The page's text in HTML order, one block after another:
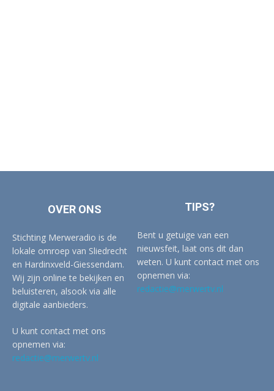
OVER ONS
Stichting Merweradio is de
lokale omroep van Sliedrecht
en Hardinxveld-Giessendam.
Wij zijn online te bekijken en
beluisteren, alsook via alle
digitale aanbieders.
U kunt contact met ons
opnemen via:
redactie@merwertv.nl
TIPS?
Bent u getuige van een
nieuwsfeit, laat ons dit dan
weten. U kunt contact met ons
opnemen via:
redactie@merwertv.nl